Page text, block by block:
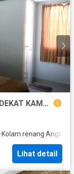
APARTEMEN DISEWAKAN DI JOGJA DEKAT KAMPUS STIE YKPN
·Kolam renang·Angkat
Lihat detail